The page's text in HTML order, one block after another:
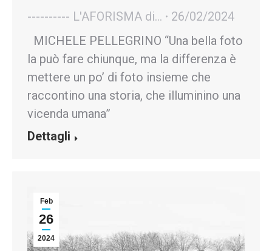
---------- L'AFORISMA di...
26/02/2024
MICHELE PELLEGRINO “Una bella foto
la può fare chiunque, ma la differenza è
mettere un po’ di foto insieme che
raccontino una storia, che illuminino una
vicenda umana”
Dettagli
Feb
26
2024